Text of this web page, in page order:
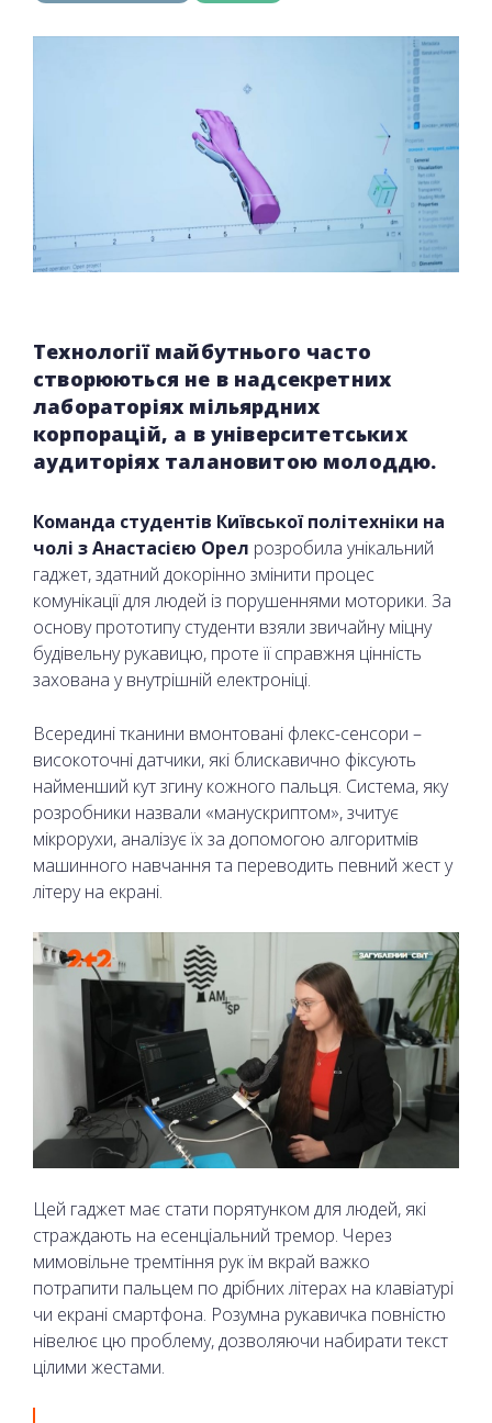
Технології майбутнього часто
створюються не в надсекретних
лабораторіях мільярдних
корпорацій, а в університетських
аудиторіях талановитою молоддю.
Команда студентів Київської політехніки на
чолі з Анастасією Орел розробила унікальний
гаджет, здатний докорінно змінити процес
комунікації для людей із порушеннями моторики. За
основу прототипу студенти взяли звичайну міцну
будівельну рукавицю, проте її справжня цінність
захована у внутрішній електроніці.
Всередині тканини вмонтовані флекс-сенсори –
високоточні датчики, які блискавично фіксують
найменший кут згину кожного пальця. Система, яку
розробники назвали «манускриптом», зчитує
мікрорухи, аналізує їх за допомогою алгоритмів
машинного навчання та переводить певний жест у
літеру на екрані.
Цей гаджет має стати порятунком для людей, які
страждають на есенціальний тремор. Через
мимовільне тремтіння рук їм вкрай важко
потрапити пальцем по дрібних літерах на клавіатурі
чи екрані смартфона. Розумна рукавичка повністю
нівелює цю проблему, дозволяючи набирати текст
цілими жестами.